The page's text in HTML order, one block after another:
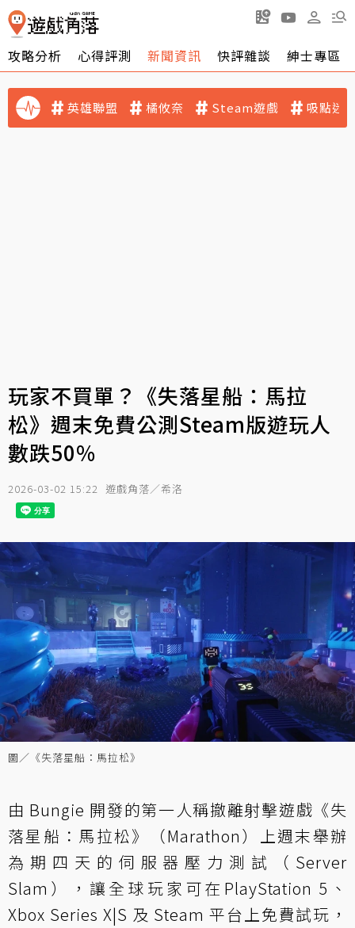
攻略分析 心得評測 新聞資訊 快評雜談 紳士專區
英雄聯盟 橘攸奈 Steam遊戲 吸點迷
玩家不買單？《失落星船：馬拉
松》週末免費公測Steam版遊玩人
數跌50%
2026-03-02 15:22 遊戲角落／希洛
圖／《失落星船：馬拉松》
由 Bungie 開發的第一人稱撤離射擊遊戲《失
落星船：馬拉松》（Marathon）上週末舉辦
為期四天的伺服器壓力測試（Server
Slam），讓全球玩家可在PlayStation 5、
Xbox Series X|S 及 Steam 平台上免費試玩，